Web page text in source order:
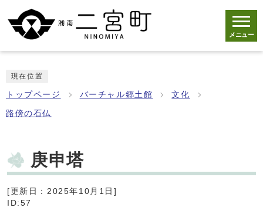
メニュー
現在位置
トップページ バーチャル郷土館 文化
路傍の石仏
庚申塔
[更新日：2025年10月1日]
ID:57